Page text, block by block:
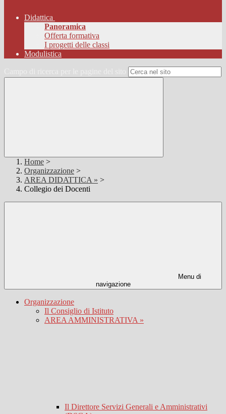
Didattica
Panoramica
Offerta formativa
I progetti delle classi
Modulistica
Home >
Organizzazione >
AREA DIDATTICA » >
Collegio dei Docenti
Menu di
navigazione
Organizzazione
Il Consiglio di Istituto
AREA AMMINISTRATIVA »
Il Direttore Servizi Generali e Amministrativi